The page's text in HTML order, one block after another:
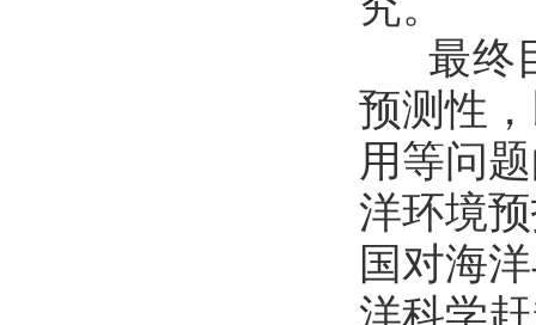
最终目
预测性
用等问
洋环境
国对海